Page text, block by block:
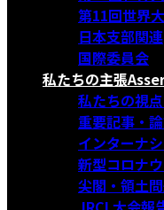
第11回世界
日本支部関連
国際委員会
私たちの主張
私たちの視
重要記事・
インターナ
新型コロナ
尖閣・領土